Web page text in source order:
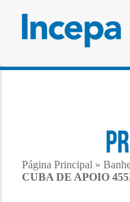
Página Principal »
CUBA DE APOIO